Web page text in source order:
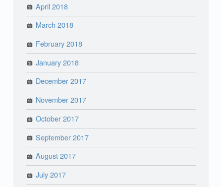
April 2018
March 2018
February 2018
January 2018
December 2017
November 2017
October 2017
September 2017
August 2017
July 2017